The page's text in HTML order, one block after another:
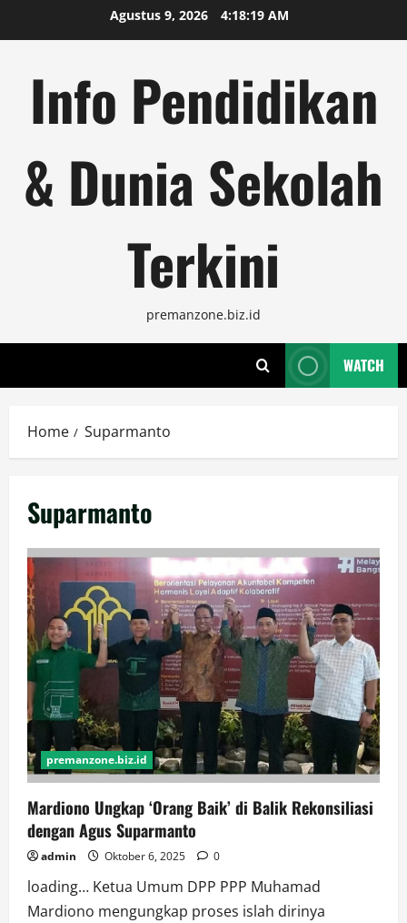
to
Agustus 9, 2026 4:18:20 AM
Info Pendidikan
& Dunia Sekolah
Terkini
premanzone.biz.id
WATCH
Home Suparmanto
Suparmanto
premanzone.biz.id
Mardiono Ungkap ‘Orang Baik’ di Balik Rekonsiliasi
dengan Agus Suparmanto
admin Oktober 6, 2025 0
loading… Ketua Umum DPP PPP Muhamad
Mardiono mengungkap proses islah dirinya